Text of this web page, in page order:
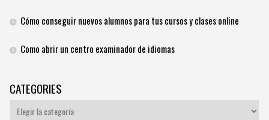
Cómo conseguir nuevos alumnos para tus cursos y clases online
Como abrir un centro examinador de idiomas
CATEGORIES
Categories